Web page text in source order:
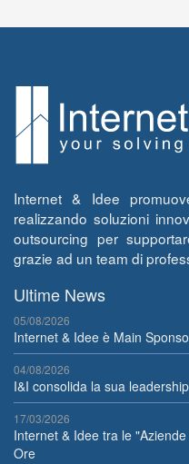
Internet & Idee
realizzando soluzioni
outsourcing per
grazie ad un team di
Ultime News
05/08/2026
Internet & Idee è Main
04/08/2026
I&I consolida la sua
17/03/2026
Internet & Idee tra le
Ore